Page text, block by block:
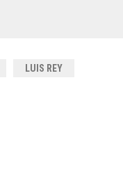
LUIS REY